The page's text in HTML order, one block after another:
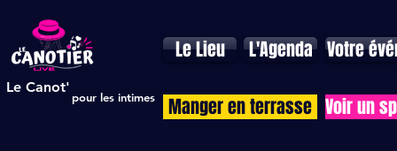
Le Canot'
pour les intimes
Le Lieu L'Agenda Votre
Manger en terrasse Voir un